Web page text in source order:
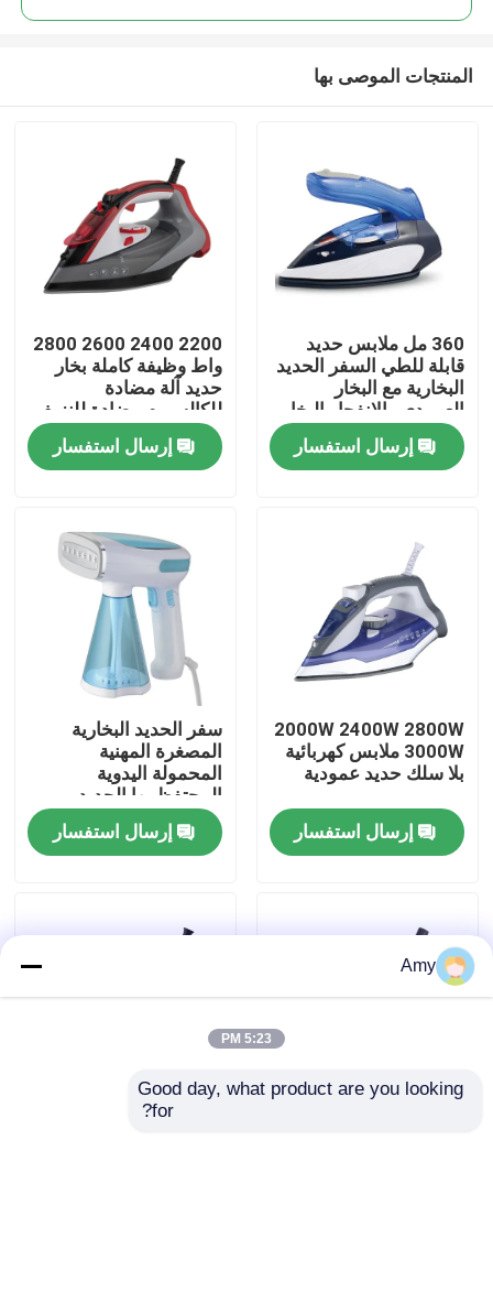
المنزل
المنتجات
حولنا
جولة في المصنع
مراقبة الجودة
المنتجات الموصى بها
360 مل ملابس حديد
قابلة للطي السفر الحديد
البخارية مع البخار
العمودي والانفجار البخار
إرسال استفسار
2200 2400 2600 2800
واط وظيفة كاملة بخار
حديد آلة مضادة
للكالسيوم مضادة للنزيف
التنظيف الذاتي
إرسال استفسار
2000W 2400W 2800W
3000W ملابس كهربائية
بلا سلك حديد عمودية
إرسال استفسار
سفر الحديد البخارية
المصغرة المهنية
المحمولة اليدوية
المحتفظ بها الحديد
البخارية العمودية
إرسال استفسار
2800W 3000W 2000W
Amy
5:23 PM
Good day, what product are you looking
for?